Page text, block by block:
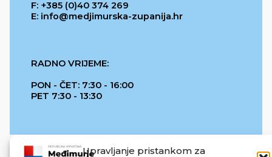
Upravljanje pristankom za
F: +385 (0)40 374 269
E: info@medjimurska-zupanija.hr
RADNO VRIJEME:
PON - ČET: 7:30 - 16:00
PET 7:30 - 13:30